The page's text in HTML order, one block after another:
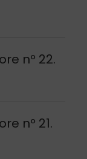
nº 22.
nº 21.